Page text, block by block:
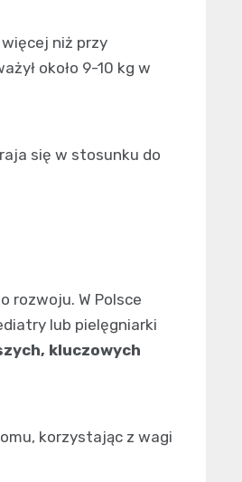
niż przy
około 9-10 kg w
się w stosunku do
rozwoju. W Polsce
lub pielęgniarki
kluczowych
korzystając z wagi